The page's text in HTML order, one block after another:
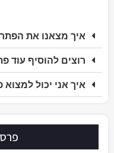
איך מצאנו את
רוצים להוסיף עוד
איך אני יכול